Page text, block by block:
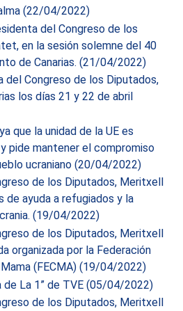
(22/04/2022)
del Congreso de los
en la sesión solemne del 40
de Canarias. (21/04/2022)
del Congreso de los Diputados,
los días 21 y 22 de abril
que la unidad de la UE es
pide mantener el compromiso
ucraniano (20/04/2022)
de los Diputados, Meritxell
ayuda a refugiados y la
(19/04/2022)
de los Diputados, Meritxell
organizada por la Federación
(FECMA) (19/04/2022)
de La 1” de TVE (05/04/2022)
de los Diputados, Meritxell